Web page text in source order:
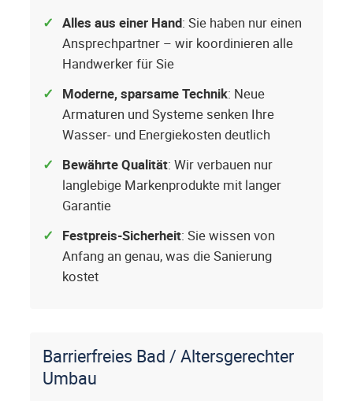
Alles aus einer Hand: Sie haben nur einen
Ansprechpartner – wir koordinieren alle
Handwerker für Sie
Moderne, sparsame Technik: Neue
Armaturen und Systeme senken Ihre
Wasser- und Energiekosten deutlich
Bewährte Qualität: Wir verbauen nur
langlebige Markenprodukte mit langer
Garantie
Festpreis-Sicherheit: Sie wissen von
Anfang an genau, was die Sanierung
kostet
Barrierfreies Bad / Altersgerechter
Umbau